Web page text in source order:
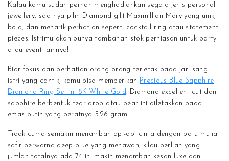
Kalau kamu sudah pernah menghadiahkan segala jenis personal
jewellery, saatnya pilih Diamond gift Maximillian Mary yang unik,
bold, dan menarik perhatian seperti cocktail ring atau statement
pieces. Istrimu akan punya tambahan stok perhiasan untuk party
atau event lainnya!
Biar fokus dan perhatian orang-orang terletak pada jari sang
istri yang cantik, kamu bisa memberikan Precious Blue Sapphire
Diamond Ring Set In 18K White Gold. Diamond excellent cut dan
sapphire berbentuk tear drop atau pear ini diletakkan pada
emas putih yang beratnya 5.26 gram.
Tidak cuma semakin menambah api-api cinta dengan batu mulia
safir berwarna deep blue yang menawan, kilau berlian yang
jumlah totalnya ada 74 ini makin menambah kesan luxe dan